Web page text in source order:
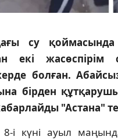
су
екі
болған.
бірден
"Астана"
і күні ауыл